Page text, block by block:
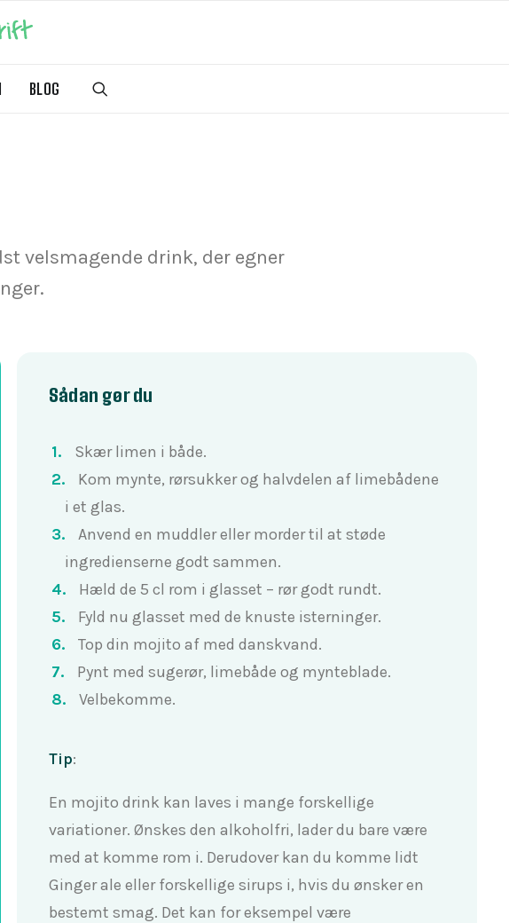
BLOG
velsmagende drink, der egner
Sådan gør du
Skær limen i både.
Kom mynte, rørsukker og halvdelen af limebådene
i et glas.
Anvend en muddler eller morder til at støde
ingredienserne godt sammen.
Hæld de 5 cl rom i glasset – rør godt rundt.
Fyld nu glasset med de knuste isterninger.
Top din mojito af med danskvand.
Pynt med sugerør, limebåde og mynteblade.
Velbekomme.
Tip:
En mojito drink kan laves i mange forskellige
variationer. Ønskes den alkoholfri, lader du bare være
med at komme rom i. Derudover kan du komme lidt
Ginger ale eller forskellige sirups i, hvis du ønsker en
bestemt smag. Det kan for eksempel være